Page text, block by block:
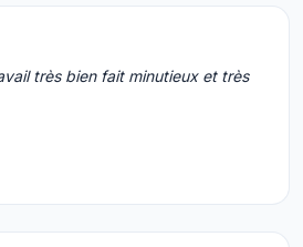
très bien fait minutieux et très